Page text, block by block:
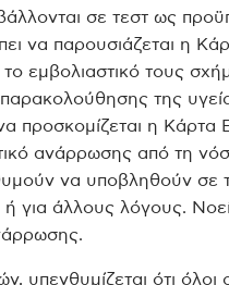
σε τεστ ως
να παρουσιάζεται η
εμβολιαστικό τους
της
προσκομίζεται η Κάρτα
ανάρρωσης από τη
να υποβληθούν σε
για άλλους λόγους.
υπενθυμίζεται ότι όλοι